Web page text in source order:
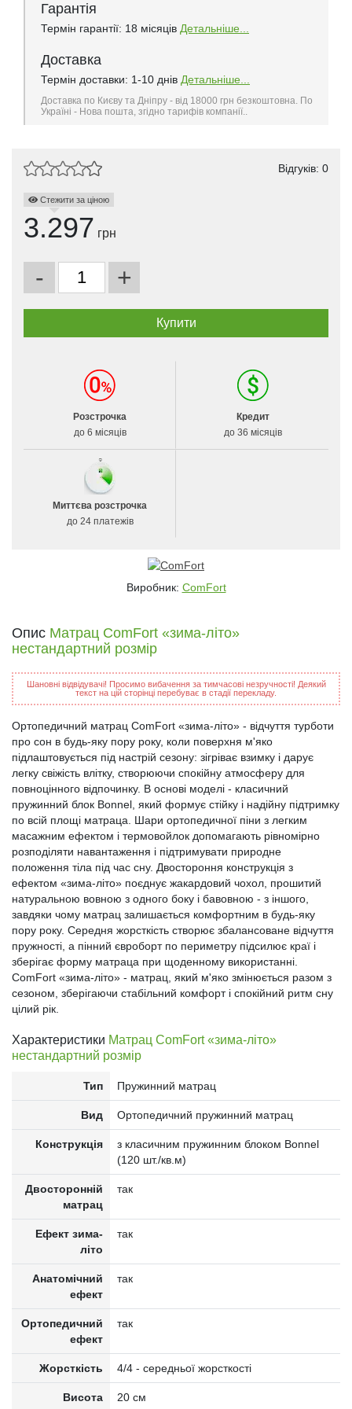
Гарантія
Термін гарантії: 18 місяців Детальніше...
Доставка
Термін доставки: 1-10 днів Детальніше...
Доставка по Києву та Дніпру - від 18000 грн безкоштовна. По
Україні - Нова пошта, згідно тарифів компанії..
Відгуків: 0
Стежити за ціною
3.297 грн
- +
Розстрочка
до 6 місяців
Кредит
до 36 місяців
Миттєва розстрочка
до 24 платежів
Виробник: ComFort
Опис Матрац ComFort «зима-літо»
нестандартний розмір
Шановні відвідувачі! Просимо вибачення за тимчасові незручності! Деякий
текст на цій сторінці перебуває в стадії перекладу.
Ортопедичний матрац ComFort «зима-літо» - відчуття турботи
про сон в будь-яку пору року, коли поверхня м'яко
підлаштовується під настрій сезону: зігріває взимку і дарує
легку свіжість влітку, створюючи спокійну атмосферу для
повноцінного відпочинку. В основі моделі - класичний
пружинний блок Bonnel, який формує стійку і надійну підтримку
по всій площі матраца. Шари ортопедичної піни з легким
масажним ефектом і термовойлок допомагають рівномірно
розподіляти навантаження і підтримувати природне
положення тіла під час сну. Двостороння конструкція з
ефектом «зима-літо» поєднує жакардовий чохол, прошитий
натуральною вовною з одного боку і бавовною - з іншого,
завдяки чому матрац залишається комфортним в будь-яку
пору року. Середня жорсткість створює збалансоване відчуття
пружності, а пінний євроборт по периметру підсилює краї і
зберігає форму матраца при щоденному використанні.
ComFort «зима-літо» - матрац, який м'яко змінюється разом з
сезоном, зберігаючи стабільний комфорт і спокійний ритм сну
цілий рік.
Характеристики Матрац ComFort «зима-літо»
нестандартний розмір
Тип Пружинний матрац
Вид Ортопедичний пружинний матрац
Конструкція
з класичним пружинним блоком Bonnel
(120 шт./кв.м)
Двосторонній
матрац
так
Ефект зима-
літо
так
Анатомічний
ефект
так
Ортопедичний
ефект
так
Жорсткість 4/4 - середньої жорсткості
Висота 20 см